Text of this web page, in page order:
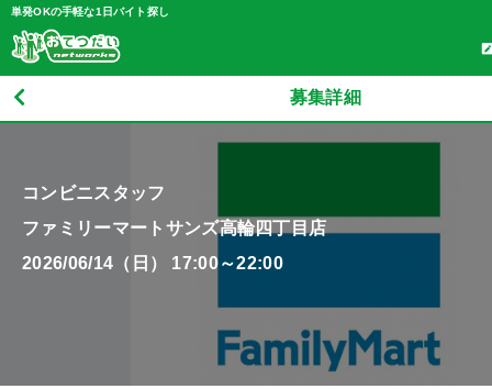
単発OKの手軽な1日バイト探し
募集詳細
コンビニスタッフ
ファミリーマートサンズ高輪四丁目店
2026/06/14（日） 17:00～22:00